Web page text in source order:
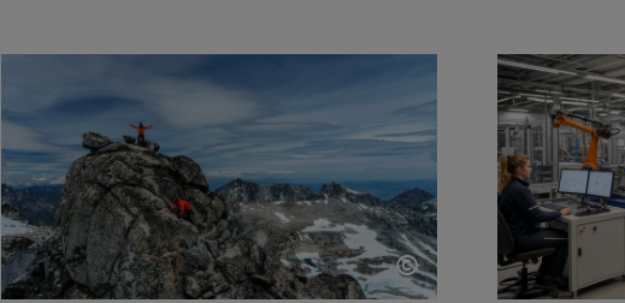
©